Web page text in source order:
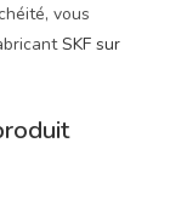
vous
SKF sur